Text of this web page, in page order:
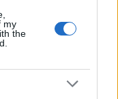
my
the
εισήγηση
της